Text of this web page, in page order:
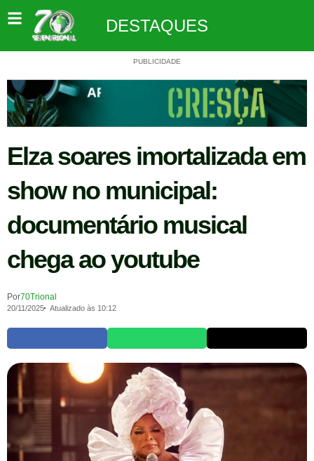
DESTAQUES
PUBLICIDADE
Elza soares imortalizada em
show no municipal:
documentário musical
chega ao youtube
Por70Trional
20/11/2025 Atualizado às 10:12